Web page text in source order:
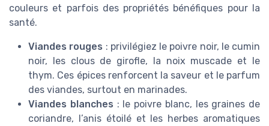
couleurs et parfois des propriétés bénéfiques pour la
santé.
Viandes rouges : privilégiez le poivre noir, le cumin
noir, les clous de girofle, la noix muscade et le
thym. Ces épices renforcent la saveur et le parfum
des viandes, surtout en marinades.
Viandes blanches : le poivre blanc, les graines de
coriandre, l’anis étoilé et les herbes aromatiques